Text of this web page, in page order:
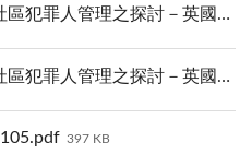
之探討－英國模式與臺灣經驗」PDF下載.pdf
理之探討－英國模式與臺灣經驗」.json
397 KB